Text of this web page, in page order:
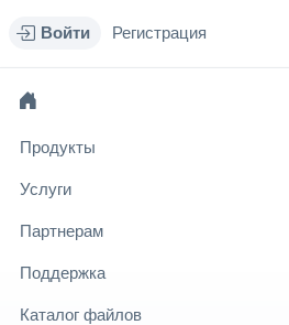
Войти Регистрация
Продукты
Услуги
Партнерам
Поддержка
Каталог файлов